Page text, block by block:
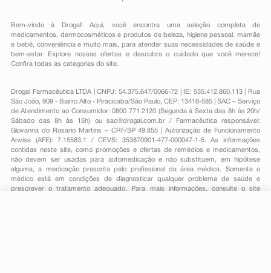
Bem-vindo à Drogal! Aqui, você encontra uma seleção completa de
medicamentos , dermocosméticos e produtos de beleza, higiene pessoal ,mamãe
e bebê, conveniênciae muito mais, para atender suas necessidades de saúde e
bem-estar. Explore nossas ofertas e descubra o cuidado que você merece!
Confira todas as categorias do site.
Drogal Farmacêutica LTDA | CNPJ: 54.375.647/0066-72 | IE: 535.412.860.113 | Rua
São João, 909 - Bairro Alto - Piracicaba/São Paulo, CEP: 13416-585 | SAC – Serviço
de Atendimento ao Consumidor: 0800 771 2120 (Segunda à Sexta das 8h às 20h/
Sábado das 8h às 15h) ou sac@drogal.com.br/ Farmacêutica responsável:
Giovanna do Rosario Martins – CRF/SP 49.855 | Autorização de Funcionamento
Anvisa (AFE): 7.15583.1 / CEVS: 353870901-477-000047-1-5. As informações
contidas neste site, como promoções e ofertas de remédios e medicamentos,
não devem ser usadas para automedicação e não substituem, em hipótese
alguma, a medicação prescrita pelo profissional da área médica. Somente o
médico está em condições de diagnosticar qualquer problema de saúde e
prescrever o tratamento adequado. Para mais informações, consulte o site